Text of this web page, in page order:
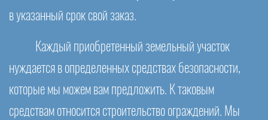
в указанный срок свой заказ.
Каждый приобретенный земельный участок
нуждается в определенных средствах безопасности,
которые мы можем вам предложить. К таковым
средствам относится строительство ограждений. Мы